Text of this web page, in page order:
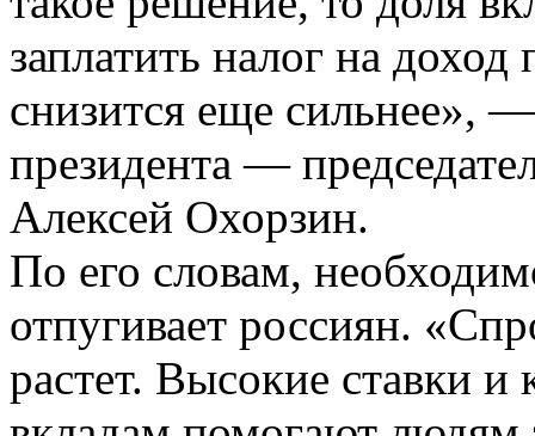
заплатить налог на
снизится еще сильнее», —
президента —
Алексей Охорзин.
По его словам,
отпугивает россиян.
растет. Высокие ставки